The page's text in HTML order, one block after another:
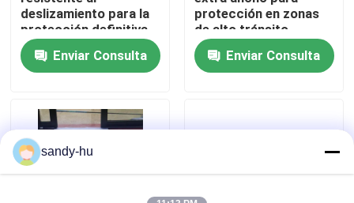
Noticias
protector del piso
deslizamiento para la
protección definitiva
de la entrada
Enviar Consulta
protección en zonas
de alto tránsito
Enviar Consulta
sandy-hu